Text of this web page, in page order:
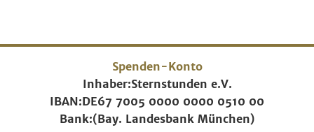
Spenden-Konto
Inhaber:Sternstunden e.V.
IBAN:DE67 7005 0000 0000 0510 00
Bank:(Bay. Landesbank München)